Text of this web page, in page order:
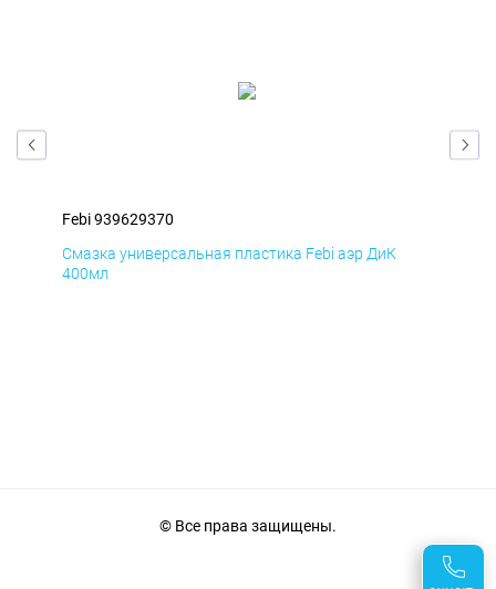
Febi 939629370
Смазка универсальная пластика Febi аэр ДиК
400мл
© Все права защищены.